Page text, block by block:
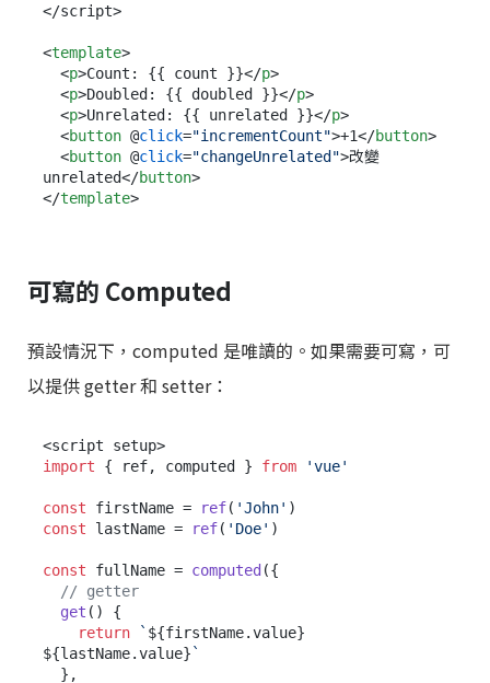
</script>
<template>
<p>Count: {{ count }}</p>
<p>Doubled: {{ doubled }}</p>
<p>Unrelated: {{ unrelated }}</p>
<button @click="incrementCount">+1</button>
<button @click="changeUnrelated">改變
unrelated</button>
</template>
可寫的 Computed
預設情況下，computed 是唯讀的。如果需要可寫，可
以提供 getter 和 setter：
import { ref, computed } from 'vue'
const firstName = ref( 'John'
const lastName = ref( 'Doe' )
const fullName = computed ({
// getter
get ( ) {
return
` ${firstName.value}
${lastName.value} `